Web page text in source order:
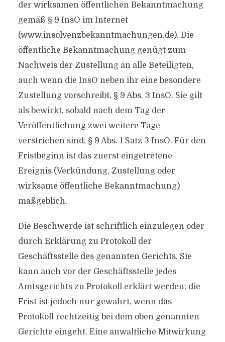
der wirksamen öffentlichen Bekanntmachung
gemäß § 9 InsO im Internet
(www.insolvenzbekanntmachungen.de). Die
öffentliche Bekanntmachung genügt zum
Nachweis der Zustellung an alle Beteiligten,
auch wenn die InsO neben ihr eine besondere
Zustellung vorschreibt, § 9 Abs. 3 InsO. Sie gilt
als bewirkt, sobald nach dem Tag der
Veröffentlichung zwei weitere Tage
verstrichen sind, § 9 Abs. 1 Satz 3 InsO. Für den
Fristbeginn ist das zuerst eingetretene
Ereignis (Verkündung, Zustellung oder
wirksame öffentliche Bekanntmachung)
maßgeblich.
Die Beschwerde ist schriftlich einzulegen oder
durch Erklärung zu Protokoll der
Geschäftsstelle des genannten Gerichts. Sie
kann auch vor der Geschäftsstelle jedes
Amtsgerichts zu Protokoll erklärt werden; die
Frist ist jedoch nur gewahrt, wenn das
Protokoll rechtzeitig bei dem oben genannten
Gerichte eingeht. Eine anwaltliche Mitwirkung